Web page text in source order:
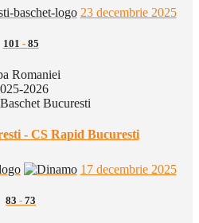
23 decembrie 2025
101 - 85
Romaniei
2026
Bucuresti
- CS Rapid Bucuresti
17 decembrie 2025
83 - 73